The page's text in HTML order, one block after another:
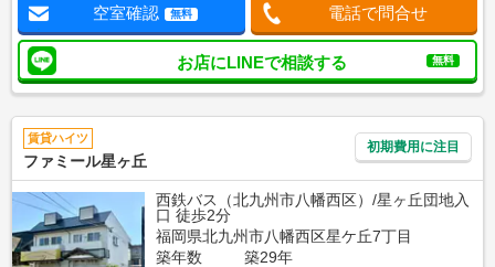
空室確認 無料 電話で問合せ
お店にLINEで相談する 無料
賃貸ハイツ
ファミール星ヶ丘
初期費用に注目
西鉄バス（北九州市八幡西区）/星ヶ丘団地入
口 徒歩2分
福岡県北九州市八幡西区星ケ丘7丁目
築年数
築29年